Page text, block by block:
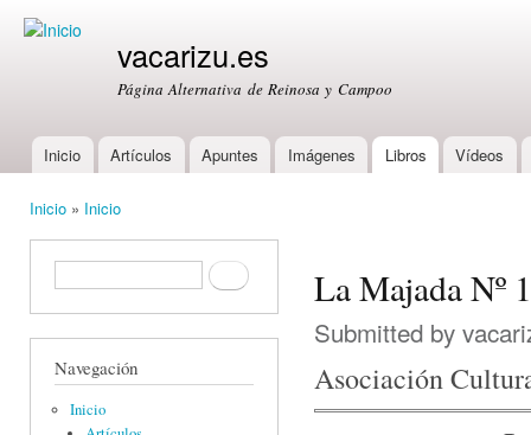
vacarizu.es
Página Alternativa de Reinosa y Campoo
Main menu
Inicio Artículos Apuntes Imágenes Libros Vídeos
Inicio » Inicio
Formulario de búsquedaBuscar
Navegación
Inicio
La Majada Nº
Submitted by
Asociación